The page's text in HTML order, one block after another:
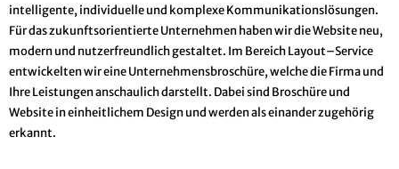
intelligente, individuelle und komplexe Kommunikationslösungen.
Für das zukunftsorientierte Unternehmen haben wir die Website neu,
modern und nutzerfreundlich gestaltet. Im Bereich Layout–Service
entwickelten wir eine Unternehmensbroschüre, welche die Firma und
Ihre Leistungen anschaulich darstellt. Dabei sind Broschüre und
Website in einheitlichem Design und werden als einander zugehörig
erkannt.